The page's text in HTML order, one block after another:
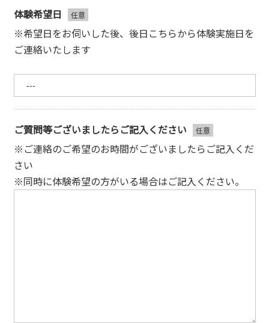
体験希望日
※希望日をお伺いした後、後日こちらから体験実施日を
ご連絡いたします
ご質問等ございましたらご記入ください
※ご連絡のご希望のお時間がございましたらご記入くだ
さい
※同時に体験希望の方がいる場合はご記入ください。